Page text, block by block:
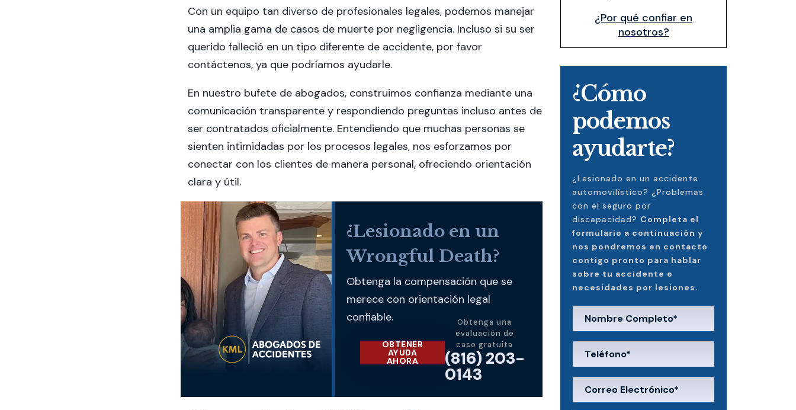
Con un equipo tan diverso de profesionales legales, podemos manejar
una amplia gama de casos de muerte por negligencia. Incluso si su ser
querido falleció en un tipo diferente de accidente, por favor
contáctenos, ya que podríamos ayudarle.
En nuestro bufete de abogados, construimos confianza mediante una
comunicación transparente y respondiendo preguntas incluso antes de
ser contratados oficialmente. Entendiendo que muchas personas se
sienten intimidadas por los procesos legales, nos esforzamos por
conectar con los clientes de manera personal, ofreciendo orientación
clara y útil.
¿Lesionado en un
Wrongful Death?
Obtenga la compensación que se
merece con orientación legal
confiable.
OBTENER
AYUDA
AHORA
Obtenga una
evaluación de
caso gratuita
(816) 203-
0143
¿Por qué confiar en
nosotros?
¿Cómo
podemos
ayudarte?
¿Lesionado en un accidente
automovilístico? ¿Problemas
con el seguro por
discapacidad? Completa el
formulario a continuación y
nos pondremos en contacto
contigo pronto para hablar
sobre tu accidente o
necesidades por lesiones.